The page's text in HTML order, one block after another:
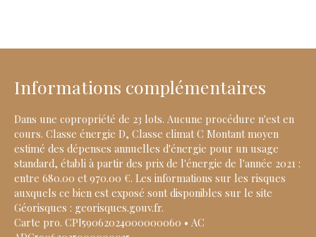
Informations complémentaires
Dans une copropriété de 23 lots. Aucune procédure n'est en
cours. Classe énergie D, Classe climat C Montant moyen
estimé des dépenses annuelles d'énergie pour un usage
standard, établi à partir des prix de l'énergie de l'année 2021 :
entre 680.00 et 970.00 €. Les informations sur les risques
auxquels ce bien est exposé sont disponibles sur le site
Géorisques : georisques.gouv.fr.
Carte pro. CPI59062024000000060 • AC